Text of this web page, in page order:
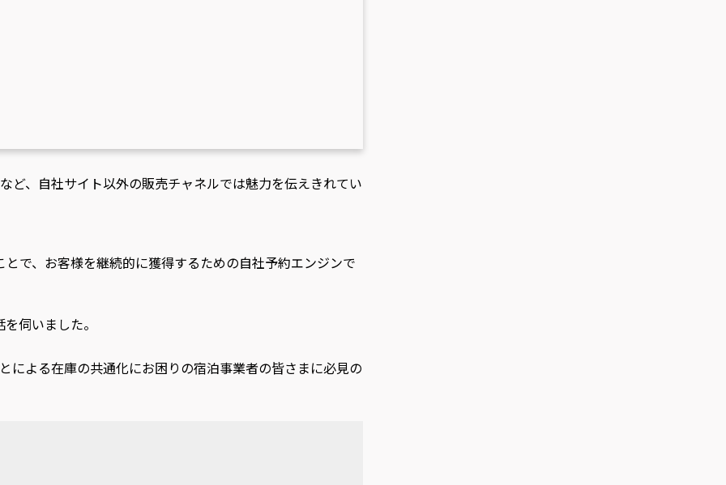
ど、自社サイト以外の販売チャネルでは魅力を伝えきれてい
で、お客様を継続的に獲得するための自社予約エンジンで
伺いました。
による在庫の共通化にお困りの宿泊事業者の皆さまに必見の